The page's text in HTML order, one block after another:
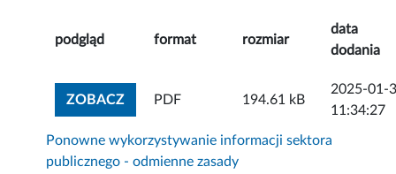
podgląd format rozmiar
data
dodania
ZOBACZZOBACZ ZAŁĄCZNIK
PDF 194.61 kB
2025-01-
11:34:27
Ponowne wykorzystywanie informacji sektora
publicznego - odmienne zasady